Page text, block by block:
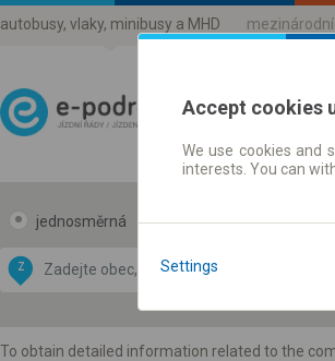
autobusy, vlaky, minibusy a MHD
jednosměrná zpáteční
Z
by
OpenStreetMap
To obtain detailed information related to the
Accept cookies
We use cookies and
interests. You can
Settings